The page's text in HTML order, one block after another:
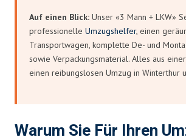
Auf einen Blick: Unser «3 Mann + LKW»
professionelle Umzugshelfer, einen
Transportwagen, komplette De- und
sowie Verpackungsmaterial. Alles aus
einen reibungslosen Umzug in Winterthur
Warum Sie Für Ihren